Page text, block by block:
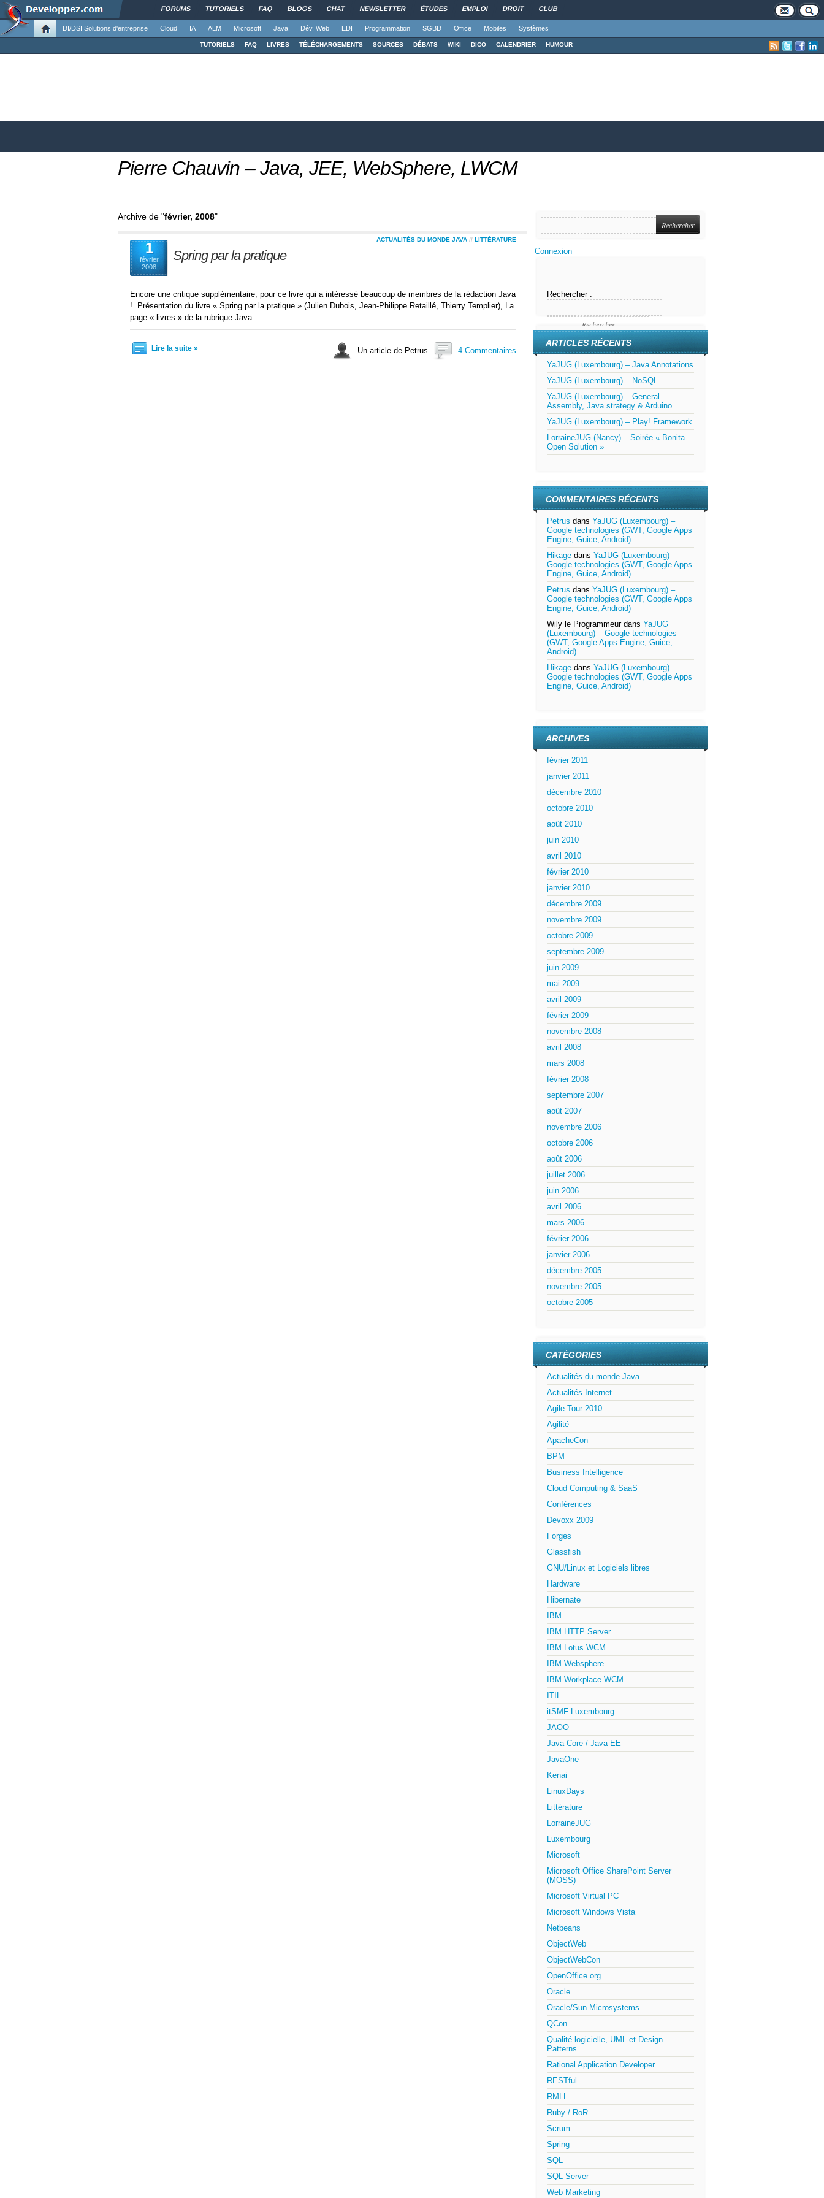
FORUMS TUTORIELS FAQ BLOGS CHAT NEWSLETTER ÉTUDES EMPLOI DROIT CLUB
DI/DSI Solutions d'entreprise Cloud IA ALM Microsoft Java Dév. Web EDI Programmation SGBD Office Mobiles Systèmes
TUTORIELS FAQ LIVRES TÉLÉCHARGEMENTS SOURCES DÉBATS WIKI DICO CALENDRIER HUMOUR
Pierre Chauvin – Java, JEE, WebSphere, LWCM
Archive de "février, 2008"
1
février
2008
ACTUALITÉS DU MONDE JAVA // LITTÉRATURE
Spring par la pratique
Encore une critique supplémentaire, pour ce livre qui a intéressé beaucoup de membres de la rédaction Java
!. Présentation du livre « Spring par la pratique » (Julien Dubois, Jean-Philippe Retaillé, Thierry Templier), La
page « livres » de la rubrique Java.
Lire la suite » Un article de Petrus 4 Commentaires
Connexion
Rechercher :
ARTICLES RÉCENTS
YaJUG (Luxembourg) – Java Annotations
YaJUG (Luxembourg) – NoSQL
YaJUG (Luxembourg) – General
Assembly, Java strategy & Arduino
YaJUG (Luxembourg) – Play! Framework
LorraineJUG (Nancy) – Soirée « Bonita
Open Solution »
COMMENTAIRES RÉCENTS
Petrus dans YaJUG (Luxembourg) –
Google technologies (GWT, Google Apps
Engine, Guice, Android)
Hikage dans YaJUG (Luxembourg) –
Google technologies (GWT, Google Apps
Engine, Guice, Android)
Petrus dans YaJUG (Luxembourg) –
Google technologies (GWT, Google Apps
Engine, Guice, Android)
Wily le Programmeurdans YaJUG
(Luxembourg) – Google technologies
(GWT, Google Apps Engine, Guice,
Android)
Hikage dans YaJUG (Luxembourg) –
Google technologies (GWT, Google Apps
Engine, Guice, Android)
ARCHIVES
février 2011
janvier 2011
décembre 2010
octobre 2010
août 2010
juin 2010
avril 2010
février 2010
janvier 2010
décembre 2009
novembre 2009
octobre 2009
septembre 2009
juin 2009
mai 2009
avril 2009
février 2009
novembre 2008
avril 2008
mars 2008
février 2008
septembre 2007
août 2007
novembre 2006
octobre 2006
août 2006
juillet 2006
juin 2006
avril 2006
mars 2006
février 2006
janvier 2006
décembre 2005
novembre 2005
octobre 2005
CATÉGORIES
Actualités du monde Java
Actualités Internet
Agile Tour 2010
Agilité
ApacheCon
BPM
Business Intelligence
Cloud Computing & SaaS
Conférences
Devoxx 2009
Forges
Glassfish
GNU/Linux et Logiciels libres
Hardware
Hibernate
IBM
IBM HTTP Server
IBM Lotus WCM
IBM Websphere
IBM Workplace WCM
ITIL
itSMF Luxembourg
JAOO
Java Core / Java EE
JavaOne
Kenai
LinuxDays
Littérature
LorraineJUG
Luxembourg
Microsoft
Microsoft Office SharePoint Server
(MOSS)
Microsoft Virtual PC
Microsoft Windows Vista
Netbeans
ObjectWeb
ObjectWebCon
OpenOffice.org
Oracle
Oracle/Sun Microsystems
QCon
Qualité logicielle, UML et Design
Patterns
Rational Application Developer
RESTful
RMLL
Ruby / RoR
Scrum
Spring
SQL
SQL Server
Web Marketing